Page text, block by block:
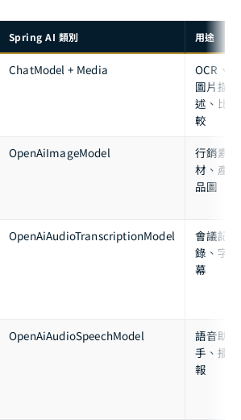
Spring AI 類別 用途
ChatModel + Media
OCR、
圖片描
述、比
較
OpenAiImageModel
行銷素
材、產
品圖
OpenAiAudioTranscriptionModel
會議記
錄、字
幕
OpenAiAudioSpeechModel
語音助
手、播
報